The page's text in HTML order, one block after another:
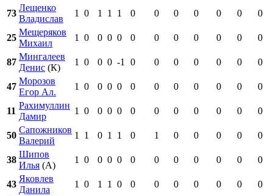
73
Лещенко
Владислав
1 0 1 1 1 0 0 0 0 0 0 0
25
Мещеряков
Михаил
1 0 0 0 0 0 0 0 0 0 0 0
87
Мингалеев
Денис (К)
1 0 0 0 -1 0 0 0 0 0 0 0
47
Морозов
Егор Ал.
1 0 0 0 0 0 0 0 0 0 0 0
11
Рахимуллин
Дамир
1 0 0 0 0 0 0 0 0 0 0 0
50
Сапожников
Валерий
1 1 0 1 1 0 1 0 0 0 0 0
38
Шипов
Илья (А)
1 0 0 0 0 0 0 0 0 0 0 0
43
Яковлев
Данила
1 0 1 1 0 0 0 0 0 0 0
0